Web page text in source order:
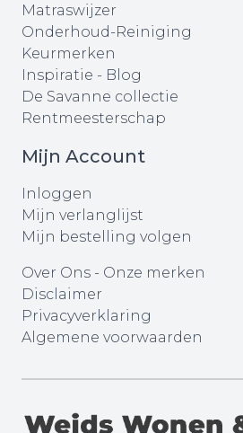
Matraswijzer
Onderhoud-Reiniging
Keurmerken
Inspiratie - Blog
De Savanne collectie
Rentmeesterschap
Mijn Account
Inloggen
Mijn verlanglijst
Mijn bestelling volgen
Over Ons - Onze merken
Disclaimer
Privacyverklaring
Algemene voorwaarden